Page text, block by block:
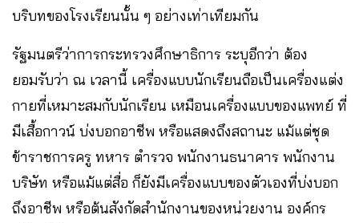
บริบทของโรงเรียนนั้น ๆ อย่างเท่าเทียมกัน
รัฐมนตรีว่าการกระทรวงศึกษาธิการ ระบุอีกว่า ต้อง
ยอมรับว่า ณ เวลานี้ เครื่องแบบนักเรียนถือเป็นเครื่องแต่ง
กายที่เหมาะสมกับนักเรียน เหมือนเครื่องแบบของแพทย์ ที่
มีเสื้อกาวน์ บ่งบอกอาชีพ หรือแสดงถึงสถานะ แม้แต่ชุด
ข้าราชการครู ทหาร ตำรวจ พนักงานธนาคาร พนักงาน
บริษัท หรือแม้แต่สื่อ ก็ยังมีเครื่องแบบของตัวเองที่บ่งบอก
ถึงอาชีพ หรือต้นสังกัดสำนักงานของหน่วยงาน องค์กร